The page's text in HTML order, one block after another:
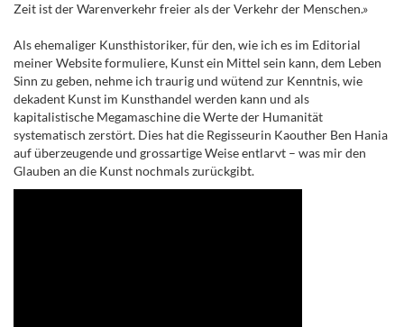
Zeit ist der Warenverkehr freier als der Verkehr der Menschen.»
Als ehemaliger Kunsthistoriker, für den, wie ich es im Editorial
meiner Website formuliere, Kunst ein Mittel sein kann, dem Leben
Sinn zu geben, nehme ich traurig und wütend zur Kenntnis, wie
dekadent Kunst im Kunsthandel werden kann und als
kapitalistische Megamaschine die Werte der Humanität
systematisch zerstört. Dies hat die Regisseurin Kaouther Ben Hania
auf überzeugende und grossartige Weise entlarvt – was mir den
Glauben an die Kunst nochmals zurückgibt.